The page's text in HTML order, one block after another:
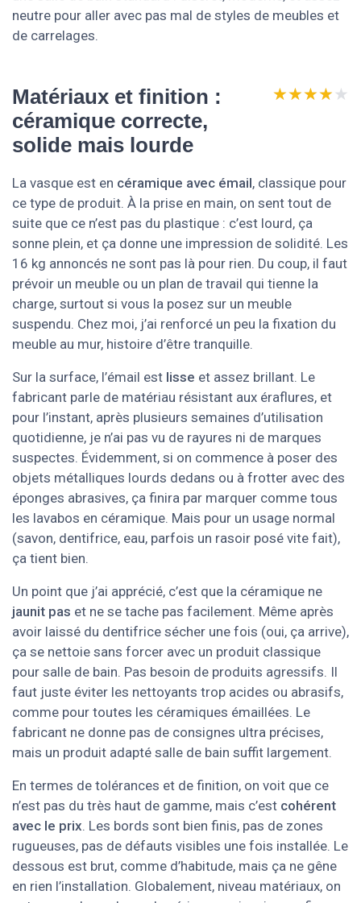
neutre pour aller avec pas mal de styles de meubles et
de carrelages.
Matériaux et finition :
céramique correcte,
solide mais lourde
★★★★★
★★★★★
La vasque est en céramique avec émail, classique pour
ce type de produit. À la prise en main, on sent tout de
suite que ce n’est pas du plastique : c’est lourd, ça
sonne plein, et ça donne une impression de solidité. Les
16 kg annoncés ne sont pas là pour rien. Du coup, il faut
prévoir un meuble ou un plan de travail qui tienne la
charge, surtout si vous la posez sur un meuble
suspendu. Chez moi, j’ai renforcé un peu la fixation du
meuble au mur, histoire d’être tranquille.
Sur la surface, l’émail est lisse et assez brillant. Le
fabricant parle de matériau résistant aux éraflures, et
pour l’instant, après plusieurs semaines d’utilisation
quotidienne, je n’ai pas vu de rayures ni de marques
suspectes. Évidemment, si on commence à poser des
objets métalliques lourds dedans ou à frotter avec des
éponges abrasives, ça finira par marquer comme tous
les lavabos en céramique. Mais pour un usage normal
(savon, dentifrice, eau, parfois un rasoir posé vite fait),
ça tient bien.
Un point que j’ai apprécié, c’est que la céramique ne
jaunit pas et ne se tache pas facilement. Même après
avoir laissé du dentifrice sécher une fois (oui, ça arrive),
ça se nettoie sans forcer avec un produit classique
pour salle de bain. Pas besoin de produits agressifs. Il
faut juste éviter les nettoyants trop acides ou abrasifs,
comme pour toutes les céramiques émaillées. Le
fabricant ne donne pas de consignes ultra précises,
mais un produit adapté salle de bain suffit largement.
En termes de tolérances et de finition, on voit que ce
n’est pas du très haut de gamme, mais c’est cohérent
avec le prix. Les bords sont bien finis, pas de zones
rugueuses, pas de défauts visibles une fois installée. Le
dessous est brut, comme d’habitude, mais ça ne gêne
en rien l’installation. Globalement, niveau matériaux, on